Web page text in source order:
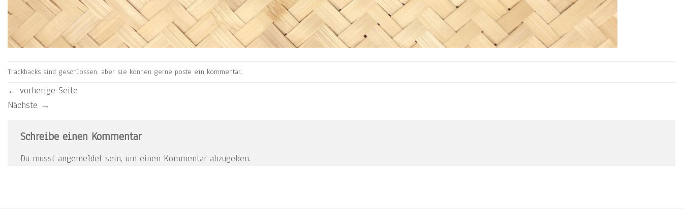
Trackbacks sind geschlossen, aber sie können gerne poste ein kommentar.
← vorherige Seite
Nächste →
Schreibe einen Kommentar
Du musst angemeldet sein, um einen Kommentar abzugeben.